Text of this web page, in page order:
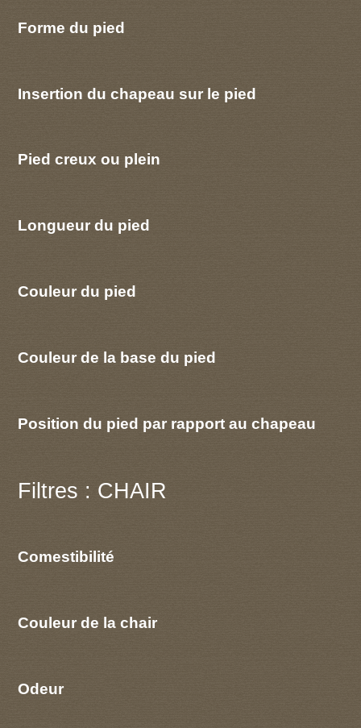
Forme du pied
Insertion du chapeau sur le pied
Pied creux ou plein
Longueur du pied
Couleur du pied
Couleur de la base du pied
Position du pied par rapport au chapeau
Filtres : CHAIR
Comestibilité
Couleur de la chair
Odeur